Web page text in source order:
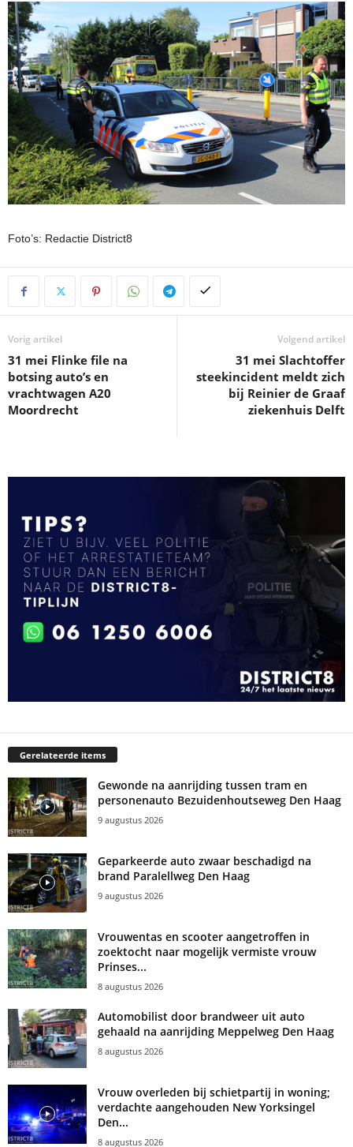
Foto’s: Redactie District8
Vorig artikel
31 mei Flinke file na
botsing auto’s en
vrachtwagen A20
Moordrecht
Volgend artikel
31 mei Slachtoffer
steekincident meldt zich
bij Reinier de Graaf
ziekenhuis Delft
Gerelateerde items
Gewonde na aanrijding tussen tram en
personenauto Bezuidenhoutseweg Den Haag
9 augustus 2026
Geparkeerde auto zwaar beschadigd na
brand Paralellweg Den Haag
9 augustus 2026
Vrouwentas en scooter aangetroffen in
zoektocht naar mogelijk vermiste vrouw
Prinses...
8 augustus 2026
Automobilist door brandweer uit auto
gehaald na aanrijding Meppelweg Den Haag
8 augustus 2026
Vrouw overleden bij schietpartij in woning;
verdachte aangehouden New Yorksingel
Den...
8 augustus 2026